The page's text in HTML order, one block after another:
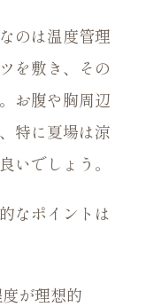
のは温度管理
を敷き、その
お腹や胸周辺
特に夏場は涼
いでしょう。
なポイントは
が理想的